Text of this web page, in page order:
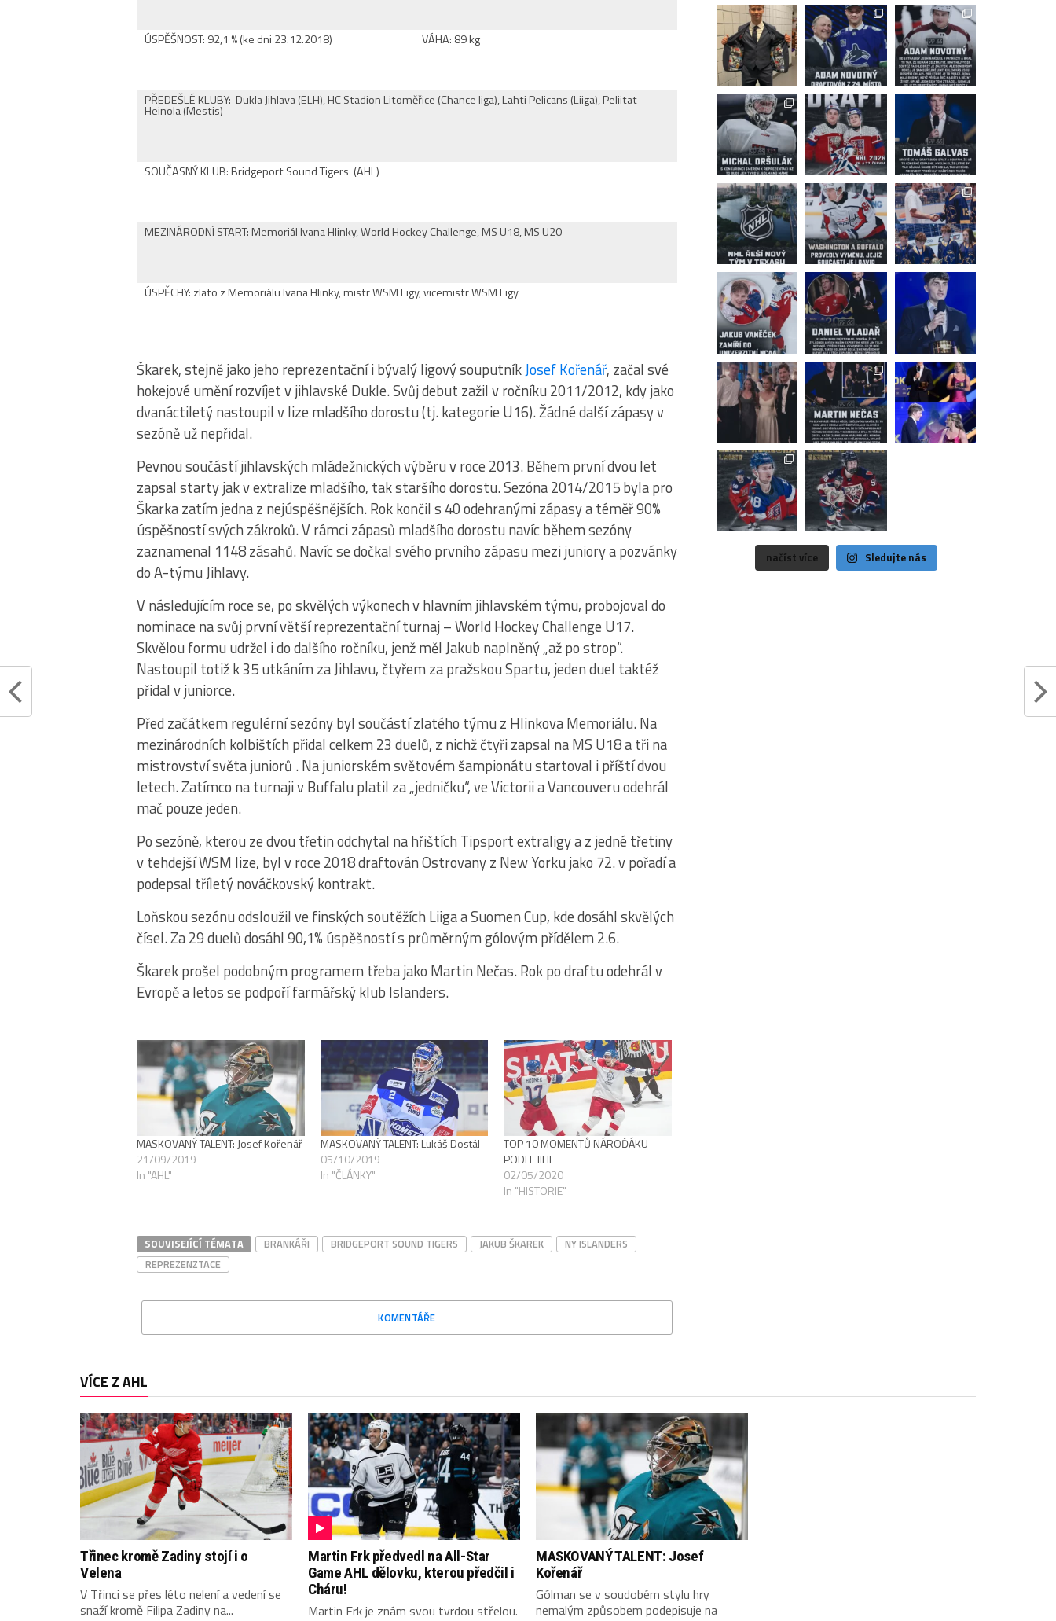
ÚSPĚŠNOST: 92,1 % (ke dni 23.12.2018) VÁHA: 89 kg
PŘEDEŠLÉ KLUBY: Dukla Jihlava (ELH), HC Stadion Litoměřice (Chance liga), Lahti Pelicans (Liiga), Peliitat
Heinola (Mestis)
SOUČASNÝ KLUB: Bridgeport Sound Tigers (AHL)
MEZINÁRODNÍ START: Memoriál Ivana Hlinky, World Hockey Challenge, MS U18, MS U20
ÚSPĚCHY: zlato z Memoriálu Ivana Hlinky, mistr WSM Ligy, vicemistr WSM Ligy
Škarek, stejně jako jeho reprezentační i bývalý ligový souputníkJosef Kořenář, začal své
hokejové umění rozvíjet v jihlavské Dukle. Svůj debut zažil v ročníku 2011/2012, kdy jako
dvanáctiletý nastoupil v lize mladšího dorostu (tj. kategorie U16). Žádné další zápasy v
sezóně už nepřidal.
Pevnou součástí jihlavských mládežnických výběru v roce 2013. Během první dvou let
zapsal starty jak v extralize mladšího, tak staršího dorostu. Sezóna 2014/2015 byla pro
Škarka zatím jedna z nejúspěšnějších. Rok končil s 40 odehranými zápasy a téměř 90%
úspěšností svých zákroků. V rámci zápasů mladšího dorostu navíc během sezóny
zaznamenal 1148 zásahů. Navíc se dočkal svého prvního zápasu mezi juniory a pozvánky
do A-týmu Jihlavy.
V následujícím roce se, po skvělých výkonech v hlavním jihlavském týmu, probojoval do
nominace na svůj první větší reprezentační turnaj – World Hockey Challenge U17.
Skvělou formu udržel i do dalšího ročníku, jenž měl Jakub naplněný „až po strop“.
Nastoupil totiž k 35 utkáním za Jihlavu, čtyřem za pražskou Spartu, jeden duel taktéž
přidal v juniorce.
Před začátkem regulérní sezóny byl součástí zlatého týmu z Hlinkova Memoriálu. Na
mezinárodních kolbištích přidal celkem 23 duelů, z nichž čtyři zapsal na MS U18 a tři na
mistrovství světa juniorů . Na juniorském světovém šampionátu startoval i příští dvou
letech. Zatímco na turnaji v Buffalu platil za „jedničku“, ve Victorii a Vancouveru odehrál
mač pouze jeden.
Po sezóně, kterou ze dvou třetin odchytal na hřištích Tipsport extraligy a z jedné třetiny
v tehdejší WSM lize, byl v roce 2018 draftován Ostrovany z New Yorku jako 72. v pořadí a
podepsal tříletý nováčkovský kontrakt.
Loňskou sezónu odsloužil ve finských soutěžích Liiga a Suomen Cup, kde dosáhl skvělých
čísel. Za 29 duelů dosáhl 90,1% úspěšností s průměrným gólovým přídělem 2.6.
Škarek prošel podobným programem třeba jako Martin Nečas. Rok po draftu odehrál v
Evropě a letos se podpoří farmářský klub Islanders.
MASKOVANÝ TALENT: Josef Kořenář
21/09/2019
In "AHL"
MASKOVANÝ TALENT: Lukáš Dostál
05/10/2019
In "ČLÁNKY"
TOP 10 MOMENTŮ NÁROĎÁKU
PODLE IIHF
02/05/2020
In "HISTORIE"
SOUVISEJÍCÍ TÉMATA BRANKÁŘI BRIDGEPORT SOUND TIGERS JAKUB ŠKAREK
NY ISLANDERS
REPREZENZTACE
KOMENTÁŘE
načíst více Sledujte nás
VÍCE Z AHL
Třinec kromě Zadiny stojí i o
Velena
V Třinci se přes léto nelení a vedení se
snaží kromě Filipa Zadiny na...
Martin Frk předvedl na All-Star
Game AHL dělovku, kterou předčil i
Cháru!
Martin Frk je znám svou tvrdou střelou.
MASKOVANÝ TALENT: Josef
Kořenář
Gólman se v soudobém stylu hry
nemalým způsobem podepisuje na